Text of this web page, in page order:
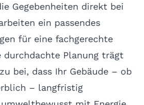
Gegebenheiten direkt bei
ein passendes
für eine fachgerechte
durchdachte Planung trägt
bei, dass Ihr Gebäude – ob
– langfristig